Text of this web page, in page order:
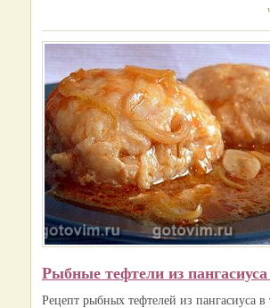
Рыбные тефтели из
Рецепт рыбных тефтелей из пангасиуса в